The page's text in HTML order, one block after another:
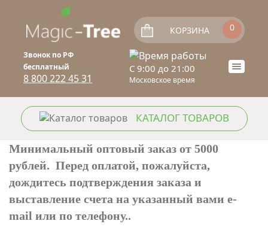
Перейти к основному содержанию
Звонок по РФ
бесплатный
8 800 222 45 31
C 9:00 до 21:00
Московское время
Toogle
КОРЗИНА 0
КАТАЛОГ ТОВАРОВ
Минимальный оптовый заказ от 5000
рублей. Перед оплатой, пожалуйста,
дождитесь подтверждения заказа и
выставление счета на указанный вами e-
mail или по телефону..